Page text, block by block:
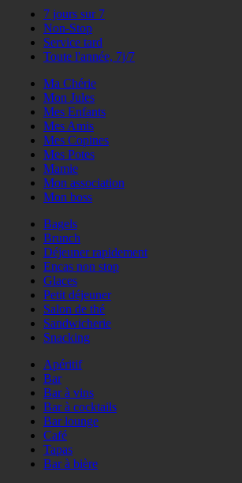
7 jours sur 7
Non-Stop
Service tard
Toute l'année, 7j/7
Ma Chérie
Mon Jules
Mes Enfants
Mes Amis
Mes Copines
Mes Potes
Mamie
Mon association
Mon boss
Bagels
Brunch
Déjeuner rapidement
Encas non stop
Glaces
Petit déjeuner
Salon de thé
Sandwicherie
Snacking
Apéritif
Bar
Bar à vins
Bar à cocktails
Bar lounge
Café
Tapas
Bar à bière